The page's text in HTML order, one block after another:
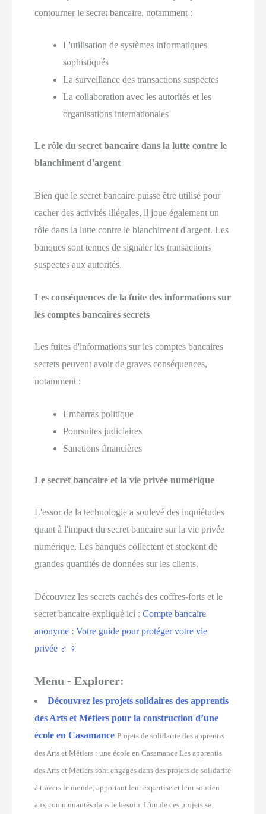
contourner le secret bancaire, notamment :
L'utilisation de systèmes informatiques
sophistiqués
La surveillance des transactions suspectes
La collaboration avec les autorités et les
organisations internationales
Le rôle du secret bancaire dans la lutte contre le
blanchiment d'argent
Bien que le secret bancaire puisse être utilisé pour
cacher des activités illégales, il joue également un
rôle dans la lutte contre le blanchiment d'argent. Les
banques sont tenues de signaler les transactions
suspectes aux autorités.
Les conséquences de la fuite des informations sur
les comptes bancaires secrets
Les fuites d'informations sur les comptes bancaires
secrets peuvent avoir de graves conséquences,
notamment :
Embarras politique
Poursuites judiciaires
Sanctions financières
Le secret bancaire et la vie privée numérique
L'essor de la technologie a soulevé des inquiétudes
quant à l'impact du secret bancaire sur la vie privée
numérique. Les banques collectent et stockent de
grandes quantités de données sur les clients.
Découvrez les secrets cachés des coffres-forts et le
secret bancaire expliqué ici :Compte bancaire
anonyme : Votre guide pour protéger votre vie
privée ️‍♂️ ️‍♀️
Menu - Explorer:
Découvrez les projets solidaires des apprentis
des Arts et Métiers pour la construction d’une
école en Casamance Projets de solidarité des apprentis
des Arts et Métiers : une école en Casamance Les apprentis
des Arts et Métiers sont engagés dans des projets de solidarité
à travers le monde, apportant leur expertise et leur soutien
aux communautés dans le besoin. L'un de ces projets se